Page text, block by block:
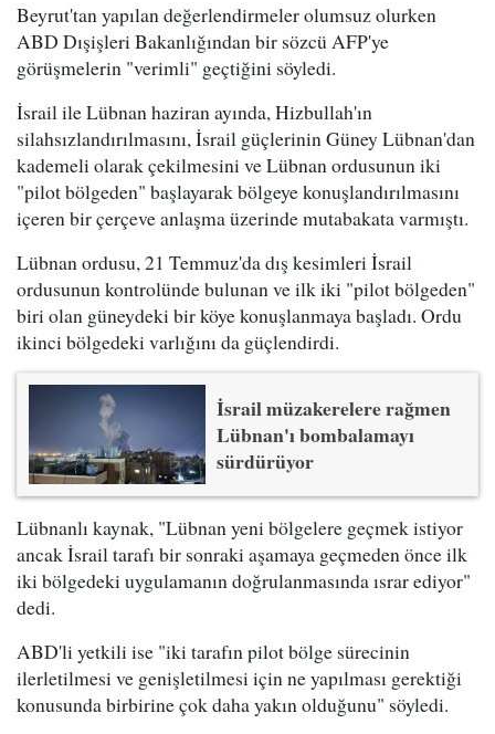
Beyrut'tan yapılan değerlendirmeler olumsuz olurken
ABD Dışişleri Bakanlığından bir sözcü AFP'ye
görüşmelerin "verimli" geçtiğini söyledi.
İsrail ile Lübnan haziran ayında, Hizbullah'ın
silahsızlandırılmasını, İsrail güçlerinin Güney Lübnan'dan
kademeli olarak çekilmesini ve Lübnan ordusunun iki
"pilot bölgeden" başlayarak bölgeye konuşlandırılmasını
içeren bir çerçeve anlaşma üzerinde mutabakata varmıştı.
Lübnan ordusu, 21 Temmuz'da dış kesimleri İsrail
ordusunun kontrolünde bulunan ve ilk iki "pilot bölgeden"
biri olan güneydeki bir köye konuşlanmaya başladı. Ordu
ikinci bölgedeki varlığını da güçlendirdi.
İsrail müzakerelere rağmen
Lübnan'ı bombalamayı
sürdürüyor
Lübnanlı kaynak, "Lübnan yeni bölgelere geçmek istiyor
ancak İsrail tarafı bir sonraki aşamaya geçmeden önce ilk
iki bölgedeki uygulamanın doğrulanmasında ısrar ediyor"
dedi.
ABD'li yetkili ise "iki tarafın pilot bölge sürecinin
ilerletilmesi ve genişletilmesi için ne yapılması gerektiği
konusunda birbirine çok daha yakın olduğunu" söyledi.